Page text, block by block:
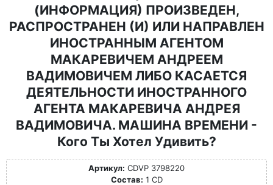
(ИНФОРМАЦИЯ) ПРОИЗВЕДЕН,
РАСПРОСТРАНЕН (И) ИЛИ НАПРАВЛЕН
ИНОСТРАННЫМ АГЕНТОМ
МАКАРЕВИЧЕМ АНДРЕЕМ
ВАДИМОВИЧЕМ ЛИБО КАСАЕТСЯ
ДЕЯТЕЛЬНОСТИ ИНОСТРАННОГО
АГЕНТА МАКАРЕВИЧА АНДРЕЯ
ВАДИМОВИЧА. МАШИНА ВРЕМЕНИ -
Кого Ты Хотел Удивить?
Артикул: CDVP 3798220
Состав: 1 CD